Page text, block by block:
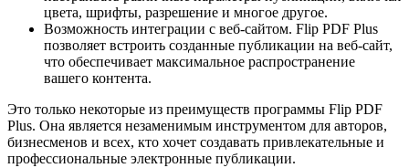
цвета, шрифты, разрешение и многое другое.
Возможность интеграции с веб-сайтом. Flip PDF Plus
позволяет встроить созданные публикации на веб-сайт,
что обеспечивает максимальное распространение
вашего контента.
Это только некоторые из преимуществ программы Flip PDF
Plus. Она является незаменимым инструментом для авторов,
бизнесменов и всех, кто хочет создавать привлекательные и
профессиональные электронные публикации.